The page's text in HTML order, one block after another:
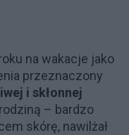
na wakacje jako
przeznaczony
i skłonnej
– bardzo
skórę, nawilżał